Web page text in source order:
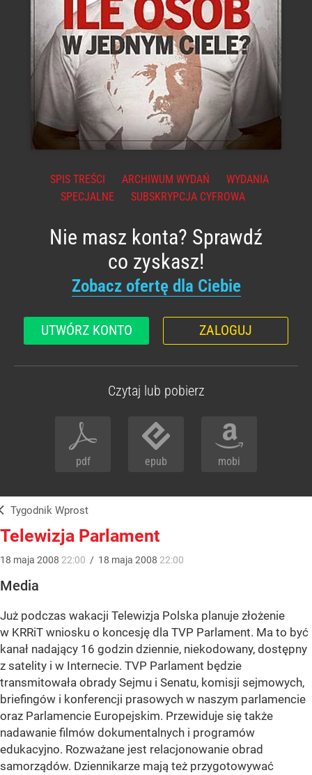
SPIS TREŚCI ARCHIWUM WYDAŃ
WYDANIA
SPECJALNE
SUBSKRYPCJA CYFROWA
Nie masz konta? Sprawdź
co zyskasz!
Zobacz ofertę dla Ciebie
UTWÓRZ KONTO ZALOGUJ
Czytaj lub pobierz
pdf epub mobi
Tygodnik Wprost
Telewizja Parlament
18 maja 2008 22:00 / 18 maja 2008 22:00
Media
Już podczas wakacji Telewizja Polska planuje złożenie
w KRRiT wniosku o koncesję dla TVP Parlament. Ma to być
kanał nadający 16 godzin dziennie, niekodowany, dostępny
z satelity i w Internecie. TVP Parlament będzie
transmitowała obrady Sejmu i Senatu, komisji sejmowych,
briefingów i konferencji prasowych w naszym parlamencie
oraz Parlamencie Europejskim. Przewiduje się także
nadawanie filmów dokumentalnych i programów
edukacyjno. Rozważane jest relacjonowanie obrad
samorządów. Dziennikarze mają też przygotowywać